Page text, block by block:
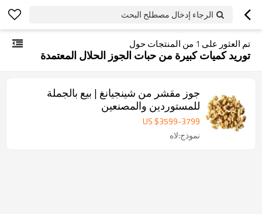
الرجاء إدخال مصطلح البحث
تم العثور على 1 من المنتجات حول
توريد كميات كبيرة من حبات الجوز الحلال المعتمدة
جوز مقشر من شينجيانغ | بيع بالجملة
للمستوردين والمصنعين
US $3599-3799
نموذج:لاه